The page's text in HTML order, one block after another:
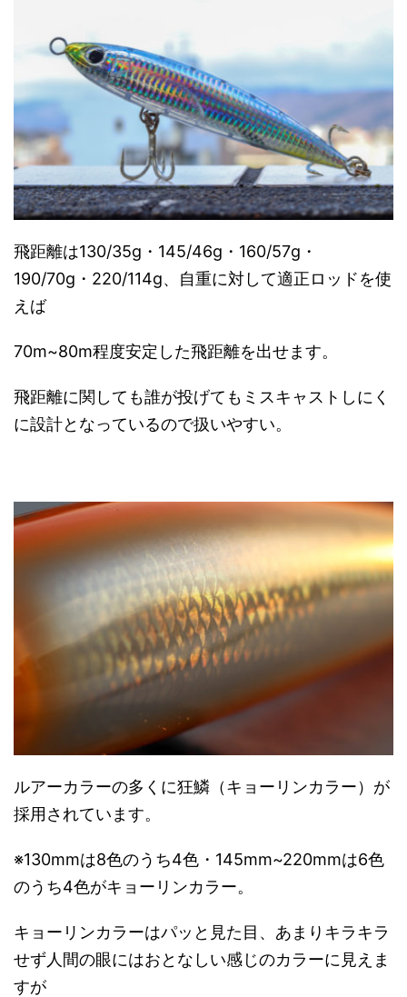
飛距離は130/35g・145/46g・160/57g・
190/70g・220/114g、自重に対して適正ロッドを使
えば
70m~80m程度安定した飛距離を出せます。
飛距離に関しても誰が投げてもミスキャストしにく
に設計となっているので扱いやすい。
ルアーカラーの多くに狂鱗（キョーリンカラー）が
採用されています。
※130mmは8色のうち4色・145mm~220mmは6色
のうち4色がキョーリンカラー。
キョーリンカラーはパッと見た目、あまりキラキラ
せず人間の眼にはおとなしい感じのカラーに見えま
すが